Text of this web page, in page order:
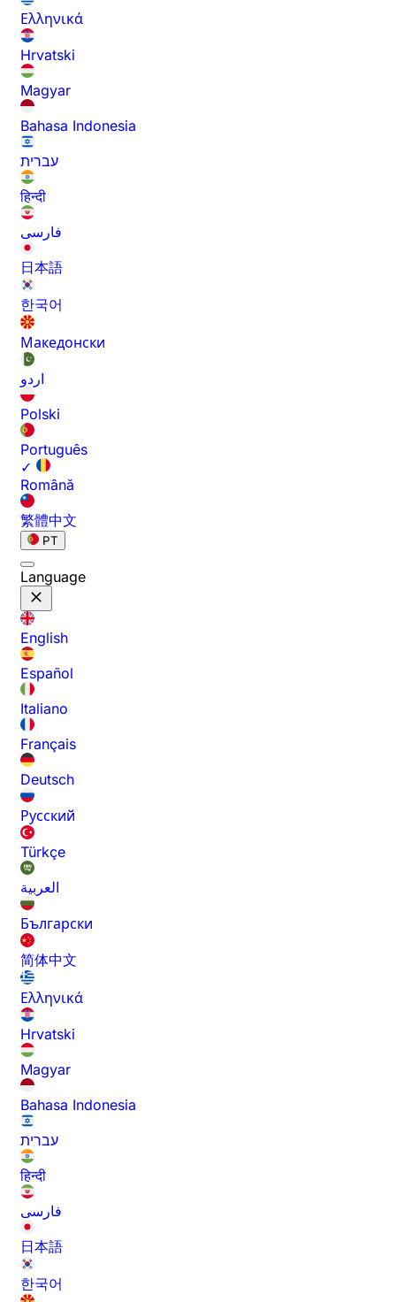
Ελληνικά
Hrvatski
Magyar
Bahasa Indonesia
עברית
हिन्दी
فارسی
日本語
한국어
Македонски
اردو
Polski
Português
✓
Română
繁體中文
PT
Language
English
Español
Italiano
Français
Deutsch
Русский
Türkçe
العربية
Български
简体中文
Ελληνικά
Hrvatski
Magyar
Bahasa Indonesia
עברית
हिन्दी
فارسی
日本語
한국어